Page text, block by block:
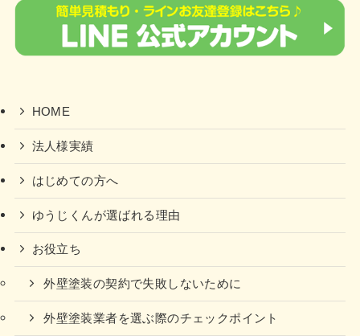
HOME
法人様実績
はじめての方へ
ゆうじくんが選ばれる理由
お役立ち
外壁塗装の契約で失敗しないために
外壁塗装業者を選ぶ際のチェックポイント